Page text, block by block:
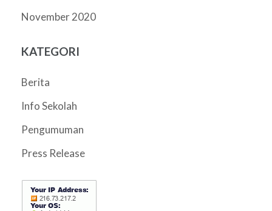
November 2020
KATEGORI
Berita
Info Sekolah
Pengumuman
Press Release